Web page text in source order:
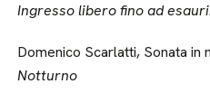
Ingresso libero fino ad
Domenico Scarlatti, Sonata in
Notturno